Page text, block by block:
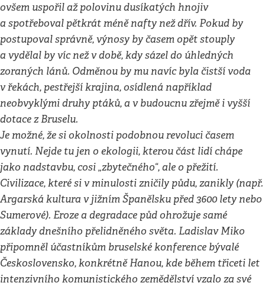
ovšem uspořil až polovinu dusíkatých hnojiv
a spotřeboval pětkrát méně nafty než dřív. Pokud by
postupoval správně, výnosy by časem opět stouply
a vydělal by víc než v době, kdy sázel do úhledných
zoraných lánů. Odměnou by mu navíc byla čistší voda
v řekách, pestřejší krajina, osídlená například
neobvyklými druhy ptáků, a v budoucnu zřejmě i vyšší
dotace z Bruselu.
Je možné, že si okolnosti podobnou revoluci časem
vynutí. Nejde tu jen o ekologii, kterou část lidí chápe
jako nadstavbu, cosi „zbytečného“, ale o přežití.
Civilizace, které si v minulosti zničily půdu, zanikly (např.
Argarská kultura v jižním Španělsku před 3600 lety nebo
Sumerové). Eroze a degradace půd ohrožuje samé
základy dnešního přelidněného světa. Ladislav Miko
připomněl účastníkům bruselské konference bývalé
Československo, konkrétně Hanou, kde během třiceti let
intenzivního komunistického zemědělství vzalo za své